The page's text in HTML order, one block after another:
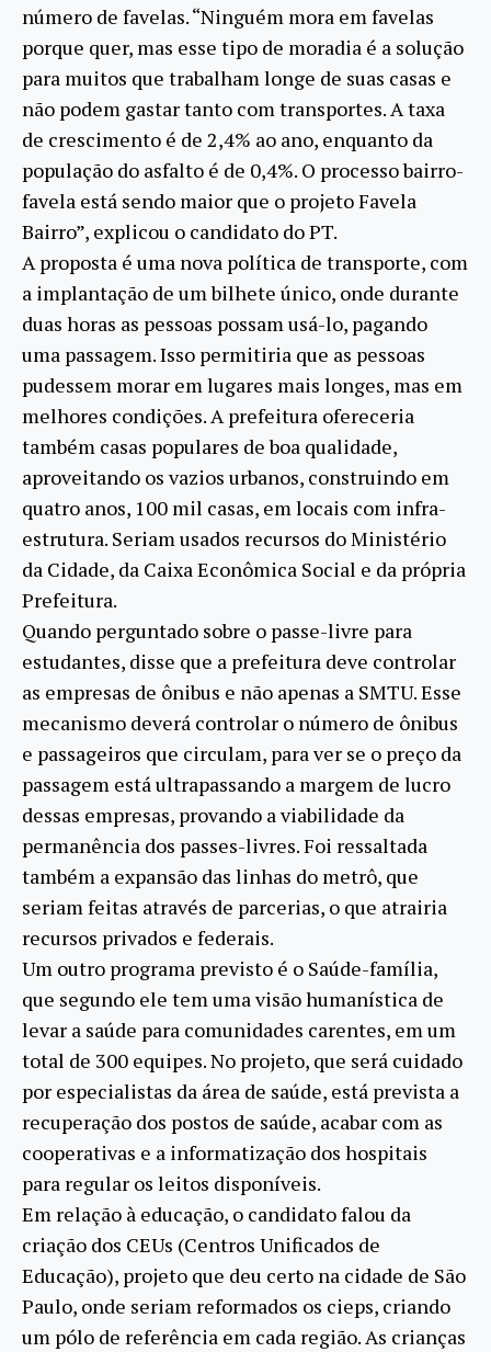
número de favelas. “Ninguém mora em favelas
porque quer, mas esse tipo de moradia é a solução
para muitos que trabalham longe de suas casas e
não podem gastar tanto com transportes. A taxa
de crescimento é de 2,4% ao ano, enquanto da
população do asfalto é de 0,4%. O processo bairro-
favela está sendo maior que o projeto Favela
Bairro”, explicou o candidato do PT.
A proposta é uma nova política de transporte, com
a implantação de um bilhete único, onde durante
duas horas as pessoas possam usá-lo, pagando
uma passagem. Isso permitiria que as pessoas
pudessem morar em lugares mais longes, mas em
melhores condições. A prefeitura ofereceria
também casas populares de boa qualidade,
aproveitando os vazios urbanos, construindo em
quatro anos, 100 mil casas, em locais com infra-
estrutura. Seriam usados recursos do Ministério
da Cidade, da Caixa Econômica Social e da própria
Prefeitura.
Quando perguntado sobre o passe-livre para
estudantes, disse que a prefeitura deve controlar
as empresas de ônibus e não apenas a SMTU. Esse
mecanismo deverá controlar o número de ônibus
e passageiros que circulam, para ver se o preço da
passagem está ultrapassando a margem de lucro
dessas empresas, provando a viabilidade da
permanência dos passes-livres. Foi ressaltada
também a expansão das linhas do metrô, que
seriam feitas através de parcerias, o que atrairia
recursos privados e federais.
Um outro programa previsto é o Saúde-família,
que segundo ele tem uma visão humanística de
levar a saúde para comunidades carentes, em um
total de 300 equipes. No projeto, que será cuidado
por especialistas da área de saúde, está prevista a
recuperação dos postos de saúde, acabar com as
cooperativas e a informatização dos hospitais
para regular os leitos disponíveis.
Em relação à educação, o candidato falou da
criação dos CEUs (Centros Unificados de
Educação), projeto que deu certo na cidade de São
Paulo, onde seriam reformados os cieps, criando
um pólo de referência em cada região. As crianças